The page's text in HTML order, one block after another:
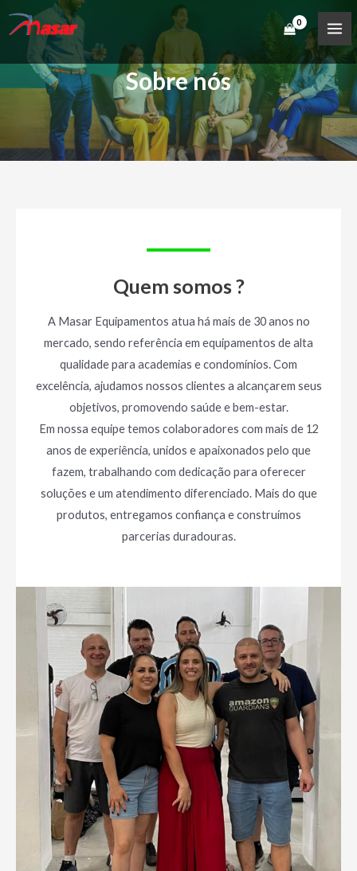
para
conteúdo
Sobre nós
Quem somos ?
A Masar Equipamentos atua há mais de 30 anos no
mercado, sendo referência em equipamentos de alta
qualidade para academias e condomínios. Com
excelência, ajudamos nossos clientes a alcançarem seus
objetivos, promovendo saúde e bem-estar.
Em nossa equipe temos colaboradores com mais de 12
anos de experiência, unidos e apaixonados pelo que
fazem, trabalhando com dedicação para oferecer
soluções e um atendimento diferenciado. Mais do que
produtos, entregamos confiança e construímos
parcerias duradouras.